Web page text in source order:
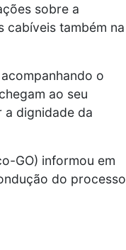
sobre a
cabíveis também na
o
ao seu
a dignidade da
GO) informou em
do processo